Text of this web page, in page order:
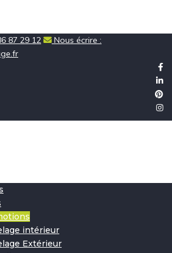
87 29 12
Nous écrire :
intérieur
Extérieur